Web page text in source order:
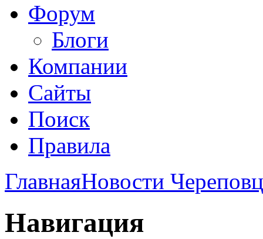
Форум
Блоги
Компании
Сайты
Поиск
Правила
ГлавнаяНовости
Навигация